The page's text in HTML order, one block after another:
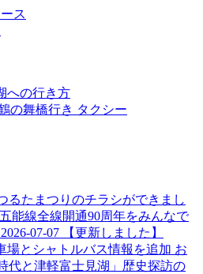
ス
るたまつりのチラシができまし
五能線全線開通90周年をみんなで
2026-07-07
【更新しました】
場とシャトルバス情報を追加 お
代と津軽富士見湖」歴史探訪の